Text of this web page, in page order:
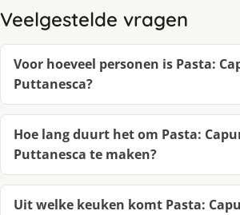
Veelgestelde vragen
Voor hoeveel personen is Pasta:
Puttanesca?
Hoe lang duurt het om Pasta:
Puttanesca te maken?
Uit welke keuken komt Pasta: